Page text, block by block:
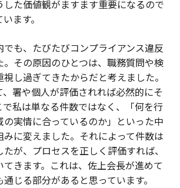
した価値観がますます重要になるので
ます。
でも、たびたびコンプライアンス違反
。その原因のひとつは、職務質問や検
し過ぎてきたからだと考えました。
署や個人が評価されれば必然的にそ
で私は単なる件数ではなく、「何を行
の実情に合っているのか」といった中
みに変えました。それによって件数は
が、プロセスを正しく評価すれば、
きます。これは、佐上会長が進めて
じる部分があると思っています。